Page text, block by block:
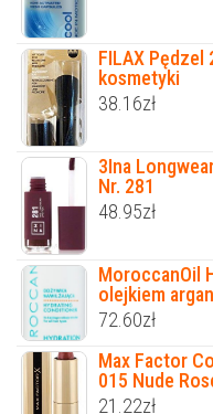
FILAX Pędzel
kosmetyki
38.16zł
3Ina
Nr. 281
48.95zł
MoroccanOil
olejkiem
72.60zł
Max Factor
015 Nude
21.22zł